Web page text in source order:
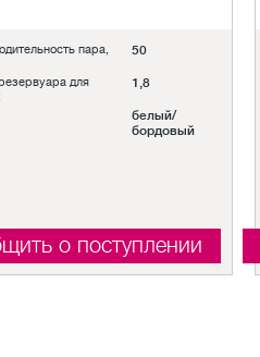
пара, 50
для
1,8
белый/
бордовый
о поступлении